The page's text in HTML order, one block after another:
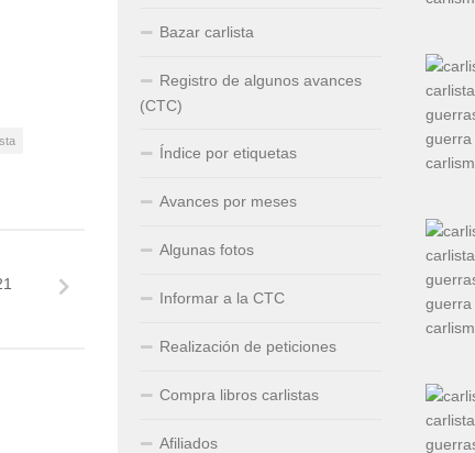
Bazar carlista
Registro de algunos avances
(CTC)
Índice por etiquetas
Avances por meses
Algunas fotos
Informar a la CTC
Realización de peticiones
Compra libros carlistas
Afiliados